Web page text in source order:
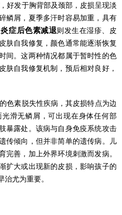
好发于胸背部及颈部，皮损呈现淡
鳞屑，夏季多汗时容易加重，具有
炎症后色素减退则发生在湿疹、皮
肤自我修复，颜色通常能逐渐恢复
间。这两种情况都属于暂时性的色
肤自我修复机制，预后相对良好，
色素脱失性疾病，其皮损特点为边
滑无鳞屑，可出现在身体任何部
暴露处。该病与自身免疫系统攻击
传倾向，但并非简单的遗传病。儿
完善，加上外界环境刺激而发病。
扩大或出现新的皮损，影响孩子的
尤为重要。